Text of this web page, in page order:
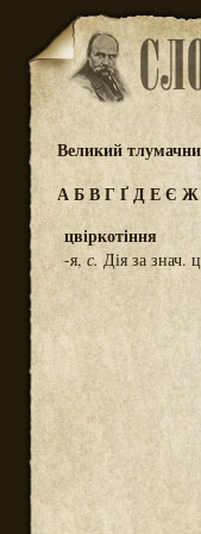
Великий
АБВГҐДЕЄ
цвіркотіння
-я,с. Дія за знач.